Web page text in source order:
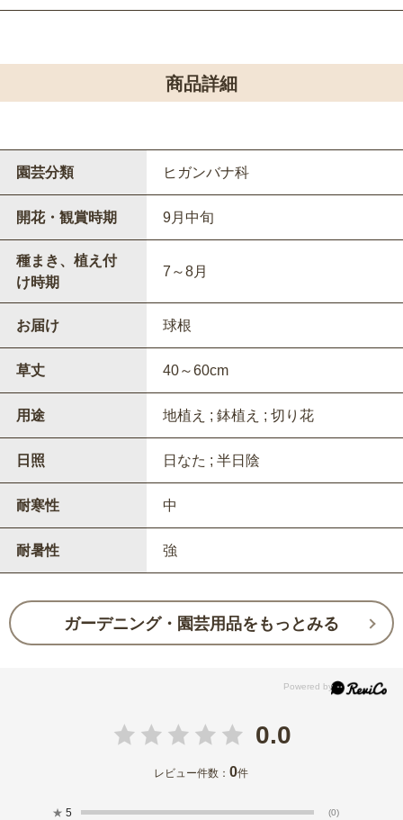
商品詳細
園芸分類 ヒガンバナ科
開花・観賞時期 9月中旬
種まき、植え付
け時期
7～8月
お届け 球根
草丈 40～60cm
用途 地植え ; 鉢植え ; 切り花
日照 日なた ; 半日陰
耐寒性 中
耐暑性 強
ガーデニング・園芸用品をもっとみる
0.0
レビュー件数：0件
★ 5 (0)